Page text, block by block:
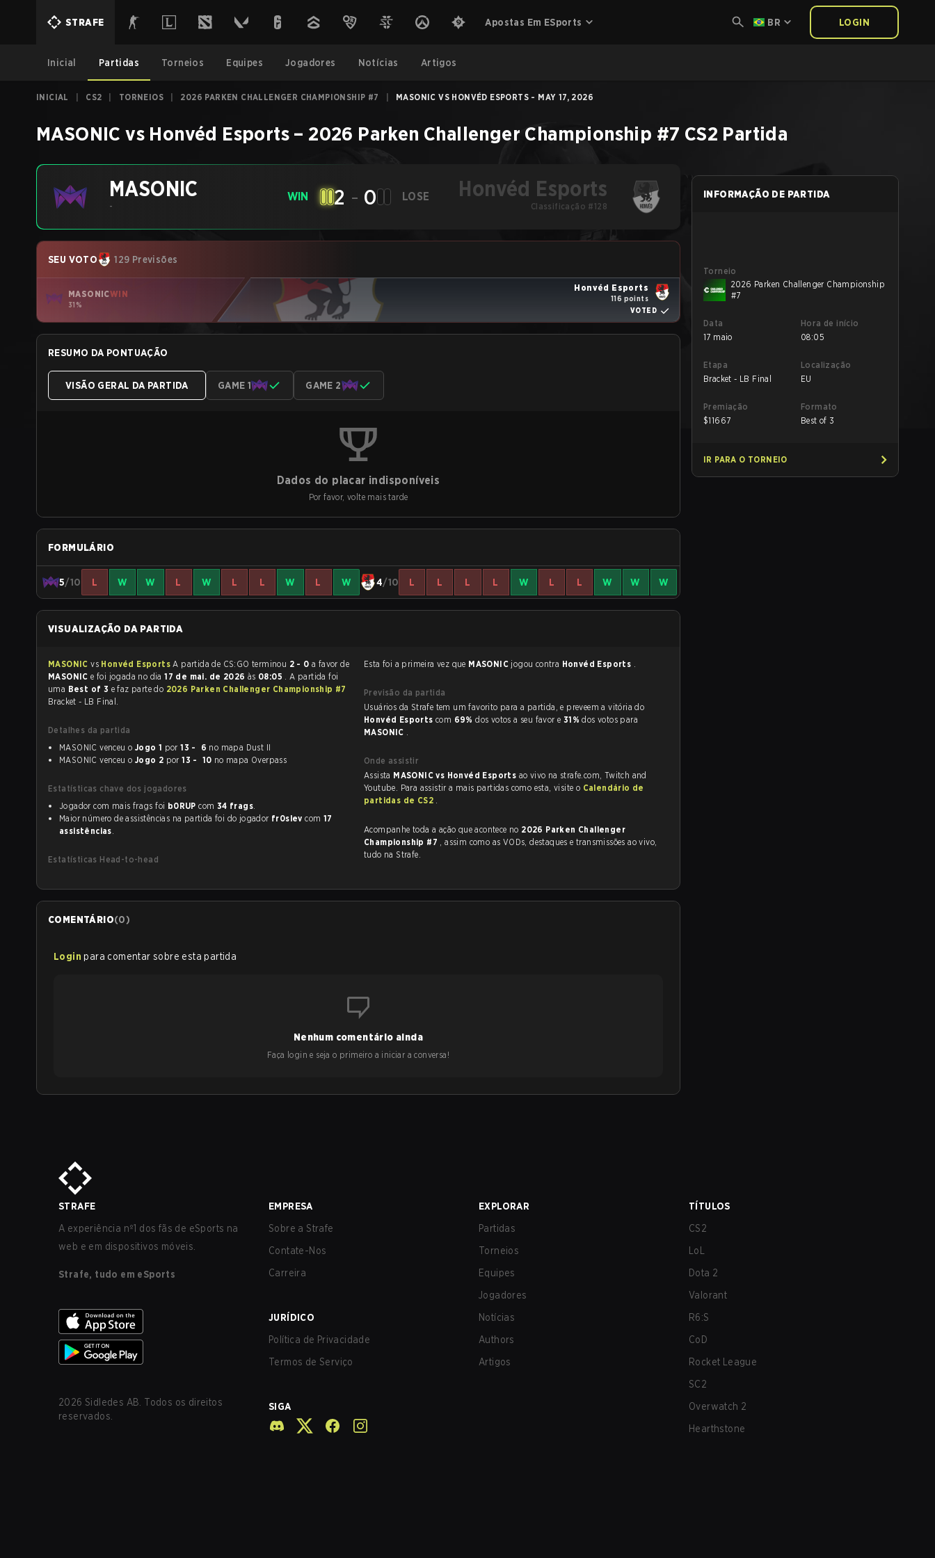
STRAFE Apostas Em ESports BR LOGIN
Inicial Partidas Torneios Equipes Jogadores Notícias Artigos
INICIAL CS2 TORNEIOS 2026 PARKEN CHALLENGER CHAMPIONSHIP #7 MASONIC VS HONVÉD ESPORTS - MAY 17, 2026
MASONIC vs Honvéd Esports – 2026 Parken Challenger Championship #7 CS2 Partida
MASONIC
-
WIN 2 - 0 LOSE Honvéd Esports
Classificação #128
SEU VOTO 129 Previsões
MASONICWIN
31%
Honvéd Esports
116 points
VOTED
RESUMO DA PONTUAÇÃO
VISÃO GERAL DA PARTIDA GAME 1 GAME 2
Dados do placar indisponíveis
Por favor, volte mais tarde
FORMULÁRIO
5/10 L W W L W L L W L W 4/10 L L L L W L L W W W
VISUALIZAÇÃO DA PARTIDA
MASONICvs Honvéd Esports A partida de CS:GO terminou 2 - 0 a favor de
MASONIC
e foi jogada no dia17 de mai. de 2026 às 08:05 . A partida foi
uma Best of 3 e faz parte do 2026 Parken Challenger Championship #7
Bracket - LB Final.
Detalhes da partida
MASONIC venceu o Jogo 1 por 13 - 6 no mapa Dust II
MASONIC venceu o Jogo 2 por 13 - 10 no mapa Overpass
Estatísticas chave dos jogadores
Jogador com mais frags foi b0RUP com 34 frags.
Maior número de assistências na partida foi do jogador fr0slev com 17
assistências.
Estatísticas Head-to-head
Esta foi a primeira vez que MASONIC jogou contra Honvéd Esports .
Previsão da partida
Usuários da Strafe tem um favorito para a partida, e preveem a vitória do
Honvéd Esports com 69%dos votos a seu favor e 31%dos votos para
MASONIC .
Onde assistir
Assista MASONIC vs Honvéd Esports ao vivo na strafe.com, Twitch and
Youtube. Para assistir a mais partidas como esta, visite o Calendário de
partidas de CS2 .
Acompanhe toda a ação que acontece no 2026 Parken Challenger
Championship #7 , assim como as VODs, destaques e transmissões ao vivo,
tudo na Strafe.
COMENTÁRIO(0)
Login para comentar sobre esta partida
Nenhum comentário ainda
Faça login e seja o primeiro a iniciar a conversa!
INFORMAÇÃO DE PARTIDA
Torneio
2026 Parken Challenger Championship
#7
Data
17 maio
Hora de início
08:05
Etapa
Bracket - LB Final
Localização
EU
Premiação
$11667
Formato
Best of 3
IR PARA O TORNEIO
STRAFE
A experiência nº1 dos fãs de eSports na
web e em dispositivos móveis.
Strafe, tudo em eSports
2026 Sidledes AB. Todos os direitos
reservados.
EMPRESA
Sobre a Strafe
Contate-Nos
Carreira
JURÍDICO
Política de Privacidade
Termos de Serviço
SIGA
EXPLORAR
Partidas
Torneios
Equipes
Jogadores
Notícias
Authors
Artigos
TÍTULOS
CS2
LoL
Dota 2
Valorant
R6:S
CoD
Rocket League
SC2
Overwatch 2
Hearthstone